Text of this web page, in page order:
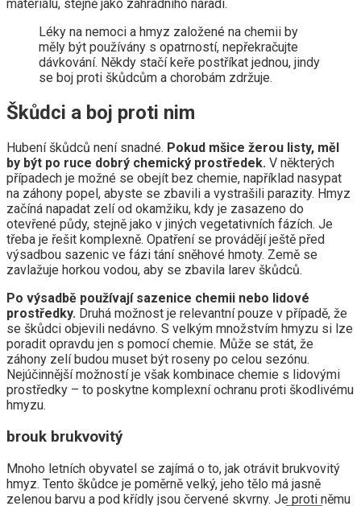
materiálu, stejně jako zahradního nářadí.
Léky na nemoci a hmyz založené na chemii by
měly být používány s opatrností, nepřekračujte
dávkování. Někdy stačí keře postříkat jednou, jindy
se boj proti škůdcům a chorobám zdržuje.
Škůdci a boj proti nim
Hubení škůdců není snadné. Pokud mšice žerou listy, měl
by být po ruce dobrý chemický prostředek. V některých
případech je možné se obejít bez chemie, například nasypat
na záhony popel, abyste se zbavili a vystrašili parazity. Hmyz
začíná napadat zelí od okamžiku, kdy je zasazeno do
otevřené půdy, stejně jako v jiných vegetativních fázích. Je
třeba je řešit komplexně. Opatření se provádějí ještě před
výsadbou sazenic ve fázi tání sněhové hmoty. Země se
zavlažuje horkou vodou, aby se zbavila larev škůdců.
Po výsadbě používají sazenice chemii nebo lidové
prostředky. Druhá možnost je relevantní pouze v případě, že
se škůdci objevili nedávno. S velkým množstvím hmyzu si lze
poradit opravdu jen s pomocí chemie. Může se stát, že
záhony zelí budou muset být roseny po celou sezónu.
Nejúčinnější možností je však kombinace chemie s lidovými
prostředky – to poskytne komplexní ochranu proti škodlivému
hmyzu.
brouk brukvovitý
Mnoho letních obyvatel se zajímá o to, jak otrávit brukvovitý
hmyz. Tento škůdce je poměrně velký, jeho tělo má jasně
zelenou barvu a pod křídly jsou červené skvrny. Je proti němu